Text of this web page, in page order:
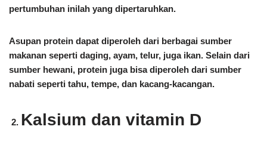
pertumbuhan inilah yang dipertaruhkan.
Asupan protein dapat diperoleh dari berbagai sumber
makanan seperti daging, ayam, telur, juga ikan. Selain dari
sumber hewani, protein juga bisa diperoleh dari sumber
nabati seperti tahu, tempe, dan kacang-kacangan.
Kalsium dan vitamin D